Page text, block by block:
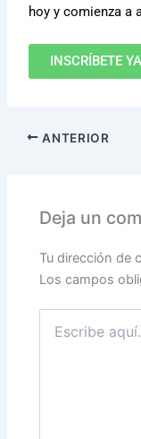
hoy y comienza a
INSCRÍBETE
ANTERIOR
Deja un
Tu dirección de
Los campos
aquí...